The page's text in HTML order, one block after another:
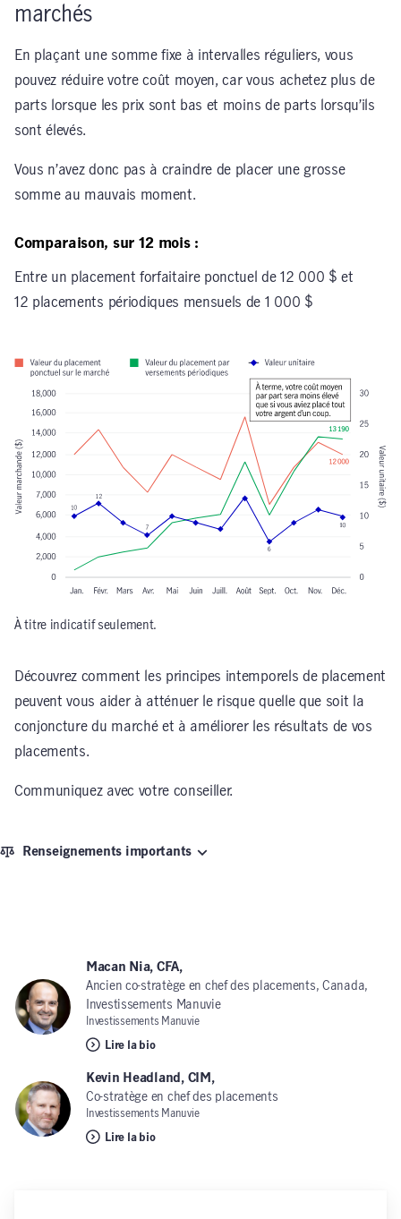
marchés
En plaçant une somme fixe à intervalles réguliers, vous
pouvez réduire votre coût moyen, car vous achetez plus de
parts lorsque les prix sont bas et moins de parts lorsqu’ils
sont élevés.
Vous n’avez donc pas à craindre de placer une grosse
somme au mauvais moment.
Comparaison, sur 12 mois :
Entre un placement forfaitaire ponctuel de 12 000 $ et
12 placements périodiques mensuels de 1 000 $
À titre indicatif seulement.
Découvrez comment les principes intemporels de placement
peuvent vous aider à atténuer le risque quelle que soit la
conjoncture du marché et à améliorer les résultats de vos
placements.
Communiquez avec votre conseiller.
Renseignements importants
Macan Nia, CFA,
Ancien co-stratège en chef des placements, Canada,
Investissements Manuvie
Investissements Manuvie
Lire la bio
Kevin Headland, CIM,
Co-stratège en chef des placements
Investissements Manuvie
Lire la bio